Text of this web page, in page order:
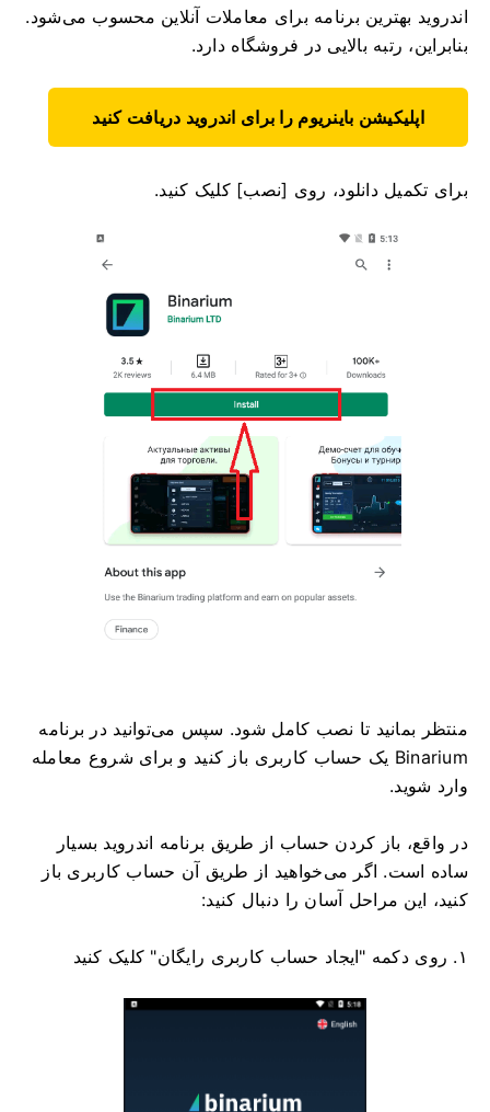
اندروید بهترین برنامه برای معاملات آنلاین محسوب می‌شود.
بنابراین، رتبه بالایی در فروشگاه دارد.
اپلیکیشن باینریوم را برای اندروید دریافت کنید
برای تکمیل دانلود، روی [نصب] کلیک کنید.
منتظر بمانید تا نصب کامل شود. سپس می‌توانید در برنامه
Binarium یک حساب کاربری باز کنید و برای شروع معامله
وارد شوید.
در واقع، باز کردن حساب از طریق برنامه اندروید بسیار
ساده است. اگر می‌خواهید از طریق آن حساب کاربری باز
کنید، این مراحل آسان را دنبال کنید:
۱. روی دکمه "ایجاد حساب کاربری رایگان" کلیک کنید